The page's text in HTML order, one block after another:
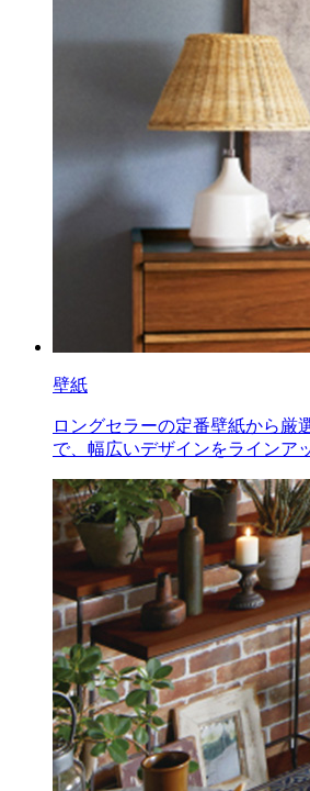
壁紙
ロングセラーの定番壁紙から厳
で、幅広いデザインをラインア